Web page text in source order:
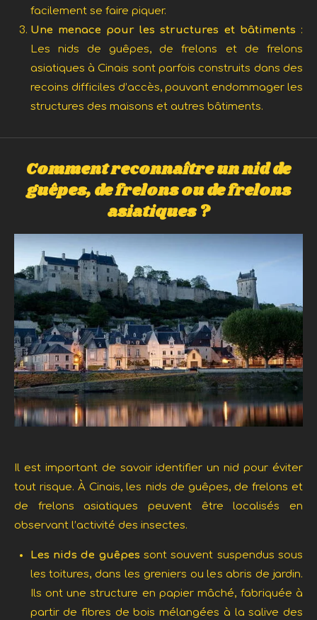
facilement se faire piquer.
Une menace pour les structures et bâtiments :
Les nids de guêpes, de frelons et de frelons
asiatiques à Cinais sont parfois construits dans des
recoins difficiles d’accès, pouvant endommager les
structures des maisons et autres bâtiments.
Comment reconnaître un nid de
guêpes, de frelons ou de frelons
asiatiques ?
Il est important de savoir identifier un nid pour éviter
tout risque. À Cinais, les nids de guêpes, de frelons et
de frelons asiatiques peuvent être localisés en
observant l’activité des insectes.
Les nids de guêpes sont souvent suspendus sous
les toitures, dans les greniers ou les abris de jardin.
Ils ont une structure en papier mâché, fabriquée à
partir de fibres de bois mélangées à la salive des